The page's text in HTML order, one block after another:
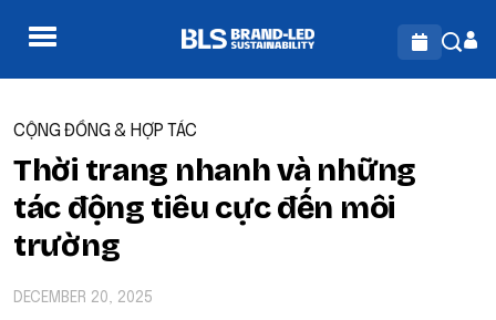
CỘNG ĐỒNG & HỢP TÁC
Thời trang nhanh và những
tác động tiêu cực đến môi
trường
DECEMBER 20, 2025